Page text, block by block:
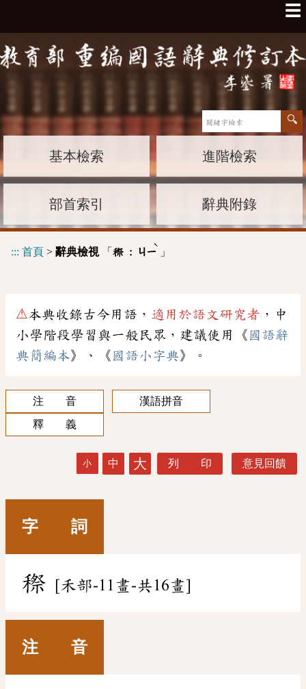
☰
基本檢索 進階檢索
部首索引 辭典附錄
::: 首頁 > 辭典檢視「 穄 : ㄐㄧ
ˋ
」
⚠本典收錄古今用語， 適用於語文研究者 ，中
小學階段學習與一般民眾，建議使用《 國語辭
典簡編本》、《 國語小字典》。
注 音
漢語拼音
釋 義
小 中 大 列 印 意見回饋
字 詞
穄 [禾部-11畫-共16畫]
注 音